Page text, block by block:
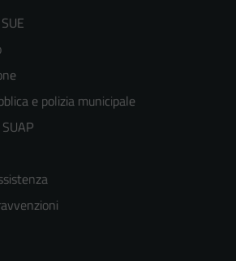
e polizia municipale